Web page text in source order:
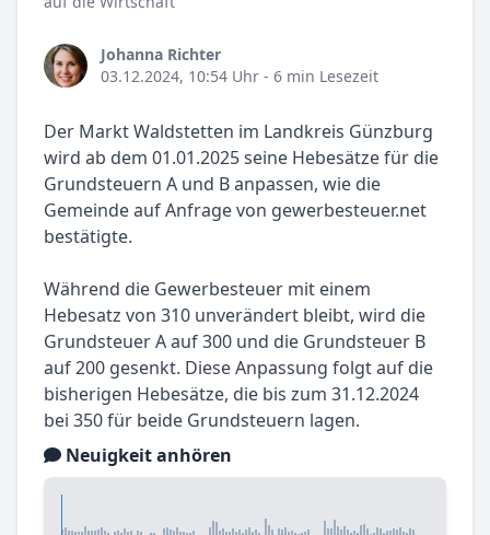
Johanna Richter
03.12.2024, 10:54 Uhr - 6 min Lesezeit
Der Markt Waldstetten im Landkreis Günzburg
wird ab dem 01.01.2025 seine Hebesätze für die
Grundsteuern A und B anpassen, wie die
Gemeinde auf Anfrage von gewerbesteuer.net
bestätigte.
Während die Gewerbesteuer mit einem
Hebesatz von 310 unverändert bleibt, wird die
Grundsteuer A auf 300 und die Grundsteuer B
auf 200 gesenkt. Diese Anpassung folgt auf die
bisherigen Hebesätze, die bis zum 31.12.2024
bei 350 für beide Grundsteuern lagen.
Neuigkeit anhören